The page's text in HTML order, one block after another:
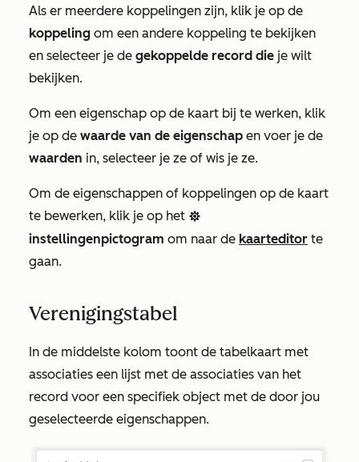
Als er meerdere koppelingen zijn, klik je op de
koppeling om een andere koppeling te bekijken
en selecteer je de gekoppelde record die je wilt
bekijken.
Om een eigenschap op de kaart bij te werken, klik
je op de waarde van de eigenschap en voer je de
waarden in, selecteer je ze of wis je ze.
Om de eigenschappen of koppelingen op de kaart
te bewerken, klik je op het settings
instellingenpictogram om naar de kaarteditor te
gaan.
Verenigingstabel
In de middelste kolom toont de tabelkaart met
associaties een lijst met de associaties van het
record voor een specifiek object met de door jou
geselecteerde eigenschappen.